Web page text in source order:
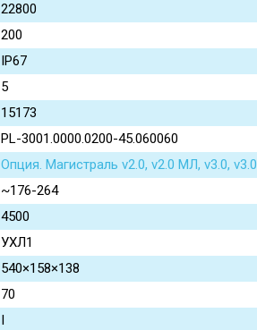
22800
200
IP67
5
15173
PL-3001.0000.0200-45.060060
Опция. Магистраль v2.0, v2.0 МЛ, v3.0,
~176-264
4500
УХЛ1
540×158×138
70
I